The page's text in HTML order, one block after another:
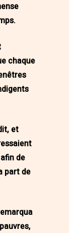
chaque
et
de
part de